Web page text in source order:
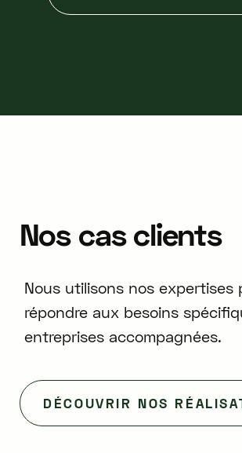
Nos cas clients
Nous utilisons nos expertises
répondre aux besoins
entreprises accompagnées.
DÉCOUVRIR NOS